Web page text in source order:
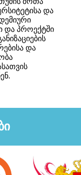
და
და პროექტში
და